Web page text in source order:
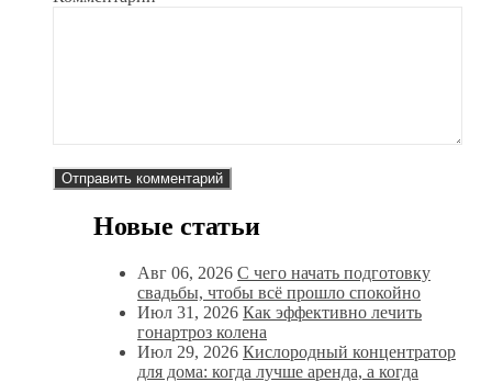
Новые статьи
Авг 06, 2026 С чего начать подготовку
свадьбы, чтобы всё прошло спокойно
Июл 31, 2026 Как эффективно лечить
гонартроз колена
Июл 29, 2026 Кислородный концентратор
для дома: когда лучше аренда, а когда